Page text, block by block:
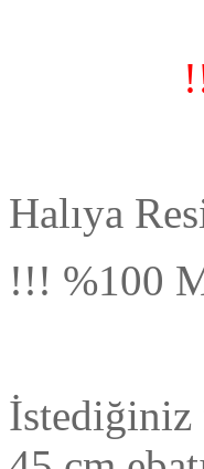
Halıya
!!! %100
İstediğiniz